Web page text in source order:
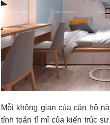
Mỗi không gian của căn hộ
tính toán tỉ mỉ của kiến trúc